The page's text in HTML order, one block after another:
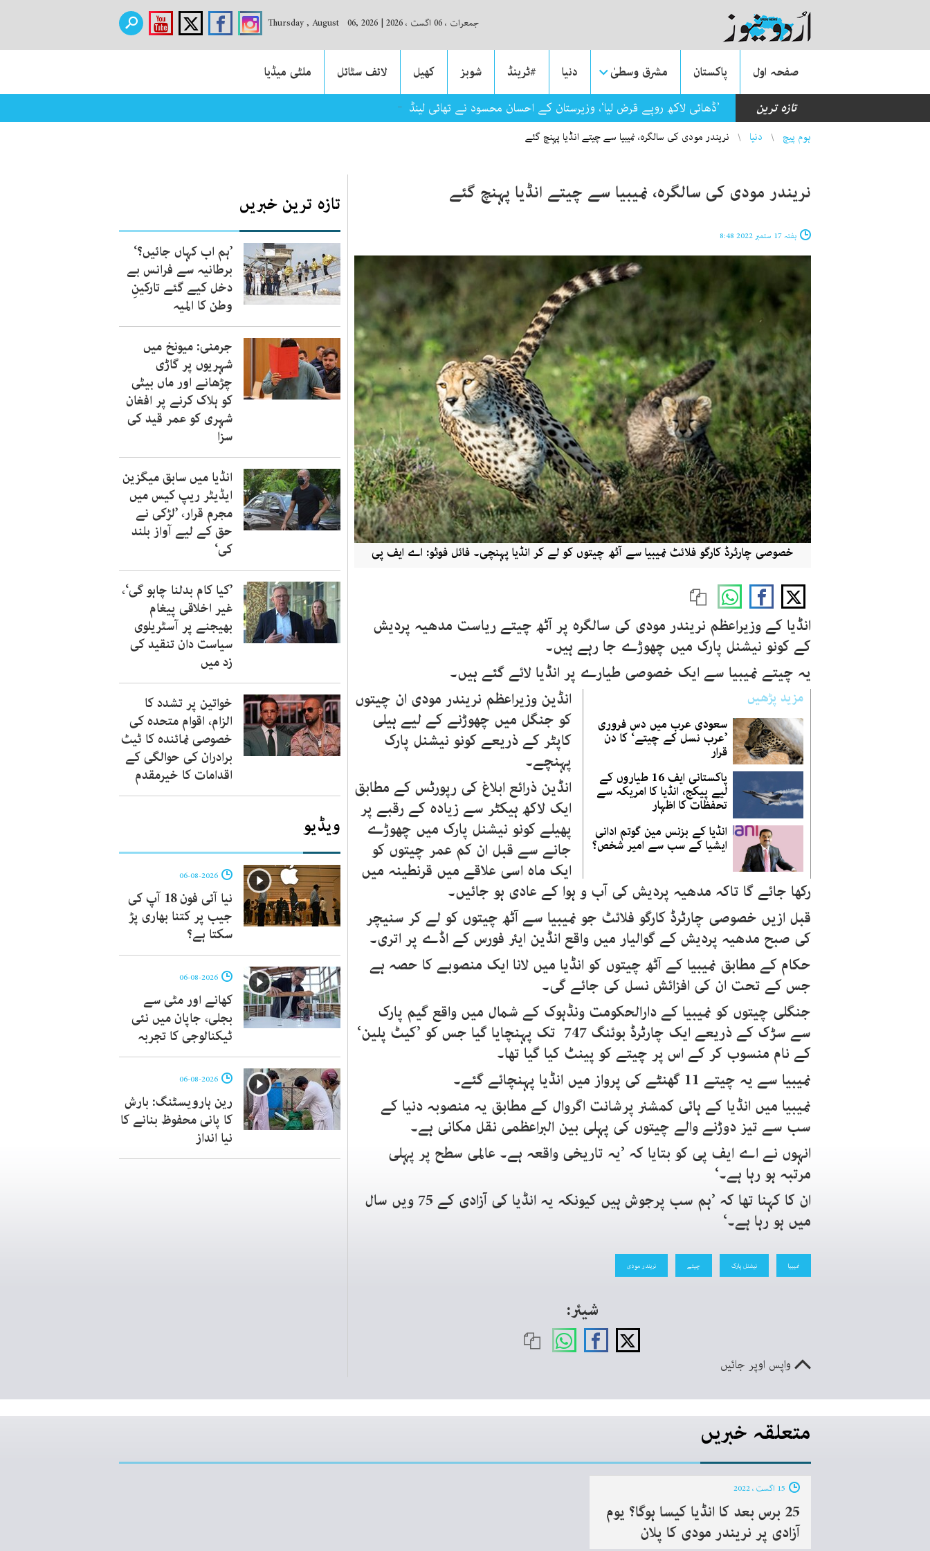
جمعرات ، 06 اگست ، 2026 |
Thursday , August 06, 2026
صفحہ اول پاکستان مشرق وسطیٰ دنیا #ٹرینڈ شوبز کھیل لائف سٹائل
ملٹی میڈیا
تازہ ترین
’ڈھائی لاکھ روپے قرض لیا‘، وزیرستان کے احسان محسود نے تھائی لینڈ میں تائیکوانڈو مقابلے میں گولڈ میڈل کیسے جیتا؟
You are here
ہوم پیچ دنیا نریندر مودی کی سالگرہ، نمیبیا سے چیتے انڈیا پہنچ گئے
نریندر مودی کی سالگرہ، نمیبیا سے چیتے انڈیا پہنچ گئے
ہفتہ 17 ستمبر 2022 8:48
خصوصی چارٹرڈ کارگو فلائٹ نمیبیا سے آٹھ چیتوں کو لے کر انڈیا پہنچی۔ فائل فوٹو: اے ایف پی
انڈیا کے وزیراعظم نریندر مودی کی سالگرہ پر آٹھ چیتے ریاست مدھیہ پردیش
کے کونو نیشنل پارک میں چھوڑے جا رہے ہیں۔
یہ چیتے نمیبیا سے ایک خصوصی طیارے پر انڈیا لائے گئے ہیں۔
مزید پڑھیں
سعودی عرب میں دس فروری
’عرب نسل کے چیتے‘ کا دن
قرار
پاکستانی ایف 16 طیاروں کے
لیے پیکج، انڈیا کا امریکہ سے
تحفظات کا اظہار
انڈیا کے بزنس مین گوتم ادانی
ایشیا کے سب سے امیر شخص؟
انڈین وزیراعظم نریندر مودی ان چیتوں
کو جنگل میں چھوڑنے کے لیے ہیلی
کاپٹر کے ذریعے کونو نیشنل پارک
پہنچے۔
انڈین ذرائع ابلاغ کی رپورٹس کے مطابق
ایک لاکھ ہیکٹر سے زیادہ کے رقبے پر
پھیلے کونو نیشنل پارک میں چھوڑے
جانے سے قبل ان کم عمر چیتوں کو
ایک ماہ اسی علاقے میں قرنطینہ میں
رکھا جائے گا تاکہ مدھیہ پردیش کی آب و ہوا کے عادی ہو جائیں۔
قبل ازیں خصوصی چارٹرڈ کارگو فلائٹ جو نمیبیا سے آٹھ چیتوں کو لے کر سنیچر
کی صبح مدھیہ پردیش کے گوالیار میں واقع انڈین ایئر فورس کے اڈے پر اتری۔
حکام کے مطابق نمیبیا کے آٹھ چیتوں کو انڈیا میں لانا ایک منصوبے کا حصہ ہے
جس کے تحت ان کی افزائش نسل کی جائے گی۔
جنگلی چیتوں کو نمیبیا کے دارالحکومت ونڈہوک کے شمال میں واقع گیم پارک
سے سڑک کے ذریعے ایک چارٹرڈ بوئنگ 747 تک پہنچایا گیا جس کو ’کیٹ پلین‘
کے نام منسوب کر کے اس پر چیتے کو پینٹ کیا گیا تھا۔
نمیبیا سے یہ چیتے 11 گھنٹے کی پرواز میں انڈیا پہنچائے گئے۔
نمیبیا میں انڈیا کے ہائی کمشنر پرشانت اگروال کے مطابق یہ منصوبہ دنیا کے
سب سے تیز دوڑنے والے چیتوں کی پہلی بین البراعظمی نقل مکانی ہے۔
انہوں نے اے ایف پی کو بتایا کہ ’یہ تاریخی واقعہ ہے۔ عالمی سطح پر پہلی
مرتبہ ہو رہا ہے۔‘
ان کا کہنا تھا کہ ’ہم سب پرجوش ہیں کیونکہ یہ انڈیا کی آزادی کے 75 ویں سال
میں ہو رہا ہے۔‘
نمیبیا نیشنل پارک چیتے نریندر مودی
شیئر:
واپس اوپر جائیں
تازہ ترین خبریں
’ہم اب کہاں جائیں؟‘
برطانیہ سے فرانس بے
دخل کیے گئے تارکینِ
وطن کا المیہ
جرمنی: میونخ میں
شہریوں پر گاڑی
چڑھانے اور ماں بیٹی
کو ہلاک کرنے پر افغان
شہری کو عمر قید کی
سزا
انڈیا میں سابق میگزین
ایڈیٹر ریپ کیس میں
مجرم قرار، ’لڑکی نے
حق کے لیے آواز بلند
کی‘
’کیا کام بدلنا چاہو گی‘،
غیر اخلاقی پیغام
بھیجنے پر آسٹریلوی
سیاست دان تنقید کی
زد میں
خواتین پر تشدد کا
الزام، اقوام متحدہ کی
خصوصی نمائندہ کا ٹیٹ
برادران کی حوالگی کے
اقدامات کا خیرمقدم
ویڈیو
نیا آئی فون 18 آپ کی
جیب پر کتنا بھاری پڑ
سکتا ہے؟
کھانے اور مٹی سے
بجلی، جاپان میں نئی
ٹیکنالوجی کا تجربہ
رین ہارویسٹنگ: بارش
کا پانی محفوظ بنانے کا
نیا انداز
متعلقہ خبریں
25 برس بعد کا انڈیا کیسا ہوگا؟ یوم
آزادی پر نریندر مودی کا پلان